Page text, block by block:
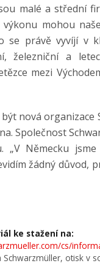
malé a střední
mohou
se právě vyvíjí v
železniční a
mezi
být nová
Společnost
„V Německu
žádný důvod,
ke stažení na:
cs/
Schwarzmüller, otisk v